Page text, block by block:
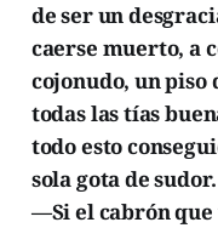
de ser un
caerse muerto, a
cojonudo, un
todas las tías
todo esto
sola gota de sudor.
—Si el cabrón